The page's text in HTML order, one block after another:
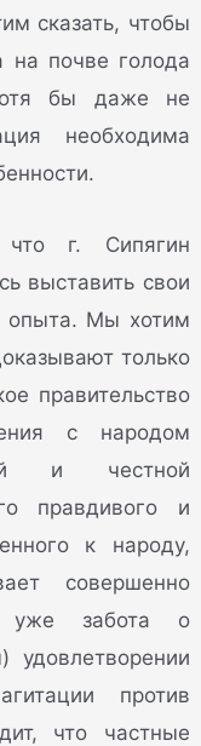
сказать, чтобы
на почве голода
бы даже не
необходима
г. Сипягин
выставить свои
опыта. Мы хотим
только
правительство
с народом
и честной
правдивого и
к народу,
совершенно
уже забота о
против
что частные